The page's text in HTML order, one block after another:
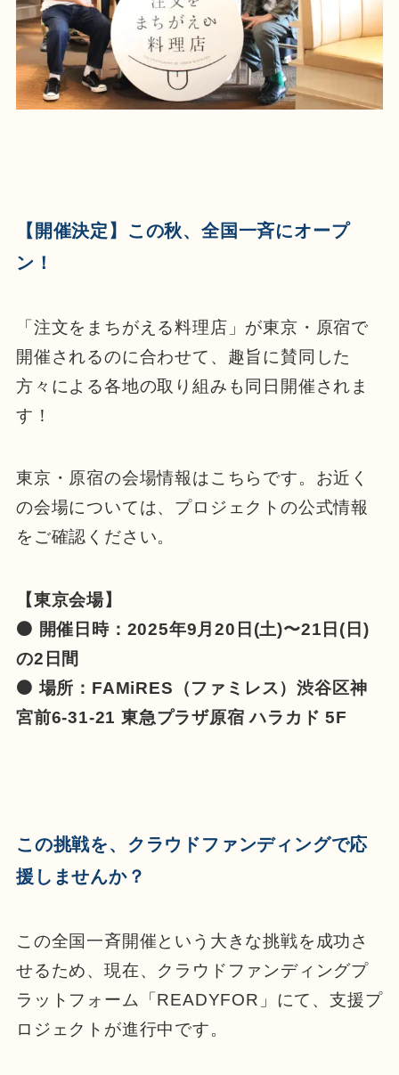
【開催決定】この秋、全国一斉にオープ
ン！
「注文をまちがえる料理店」が東京・原宿で
開催されるのに合わせて、趣旨に賛同した
方々による各地の取り組みも同日開催されま
す！
東京・原宿の会場情報はこちらです。お近く
の会場については、プロジェクトの公式情報
をご確認ください。
【東京会場】
⚫ 開催日時：2025年9月20日(土)〜21日(日)
の2日間
⚫ 場所：FAMiRES（ファミレス）渋谷区神
宮前6-31-21 東急プラザ原宿 ハラカド 5F
この挑戦を、クラウドファンディングで応
援しませんか？
この全国一斉開催という大きな挑戦を成功さ
せるため、現在、クラウドファンディングプ
ラットフォーム「READYFOR」にて、支援プ
ロジェクトが進行中です。